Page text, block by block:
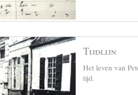
Tijdlijn
Het leven van
tijd.